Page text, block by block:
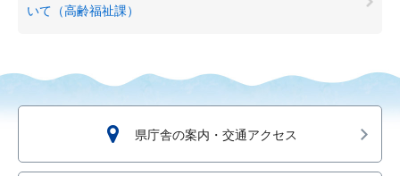
いて（高齢福祉課）
県庁舎の案内・交通アクセス